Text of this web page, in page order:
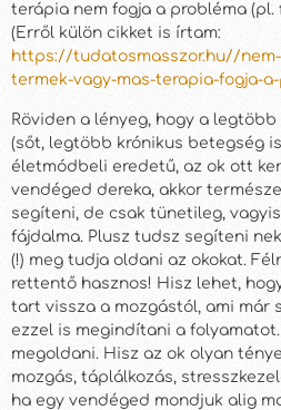
terápia nem fogja a probléma (pl.
(Erről külön cikket is írtam:
https://tudatosmasszor.hu//nem-
termek-vagy-mas-terapia-fogja-
Röviden a lényeg, hogy a
(sőt, legtöbb krónikus betegség
életmódbeli eredetű, az ok ott
vendéged dereka, akkor
segíteni, de csak tünetileg,
fájdalma. Plusz tudsz segíteni
(!) meg tudja oldani az okokat.
rettentő hasznos! Hisz lehet,
tart vissza a mozgástól, ami már
ezzel is megindítani a
megoldani. Hisz az ok olyan
mozgás, táplálkozás,
ha egy vendéged mondjuk alig